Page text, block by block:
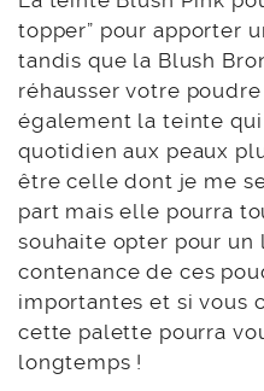
être celle dont je me
part mais elle pourra
souhaite opter pour un
contenance de ces
importantes et si vous
cette palette pourra
longtemps !
Parmi tous les produits
un hasard si c’est
tester en premier, il
je dois dire que c’est
tenue, je n’ai rien à